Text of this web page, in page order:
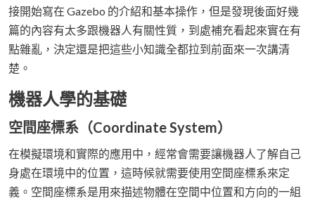
接開始寫在 Gazebo 的介紹和基本操作，但是發現後面好幾
篇的內容有太多跟機器人有關性質，到處補充看起來實在有
點雜亂，決定還是把這些小知識全都拉到前面來一次講清
楚。
機器人學的基礎
空間座標系（Coordinate System）
在模擬環境和實際的應用中，經常會需要讓機器人了解自己
身處在環境中的位置，這時候就需要使用空間座標系來定
義。空間座標系是用來描述物體在空間中位置和方向的一組